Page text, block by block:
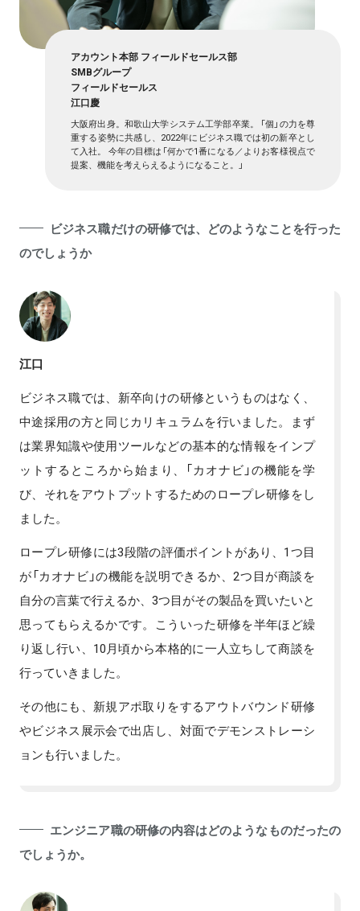
アカウント本部 フィールドセールス部
SMBグループ
フィールドセールス
江口慶
大阪府出身。和歌山大学システム工学部卒業。 「個」の力を尊
重する姿勢に共感し、2022年にビジネス職では初の新卒とし
て入社。 今年の目標は「何かで1番になる／よりお客様視点で
提案、機能を考えらえるようになること。」
ビジネス職だけの研修では、どのようなことを行った
のでしょうか
江口
ビジネス職では、新卒向けの研修というものはなく、
中途採用の方と同じカリキュラムを行いました。まず
は業界知識や使用ツールなどの基本的な情報をインプ
ットするところから始まり、「カオナビ」の機能を学
び、それをアウトプットするためのロープレ研修をし
ました。
ロープレ研修には3段階の評価ポイントがあり、1つ目
が「カオナビ」の機能を説明できるか、2つ目が商談を
自分の言葉で行えるか、3つ目がその製品を買いたいと
思ってもらえるかです。こういった研修を半年ほど繰
り返し行い、10月頃から本格的に一人立ちして商談を
行っていきました。
その他にも、新規アポ取りをするアウトバウンド研修
やビジネス展示会で出店し、対面でデモンストレーシ
ョンも行いました。
エンジニア職の研修の内容はどのようなものだったの
でしょうか。